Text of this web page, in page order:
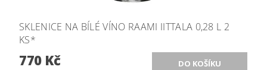
SKLENICE NA BÍLÉ VÍNO RAAMI IITTALA 0,28 L 2
KS*
770 Kč